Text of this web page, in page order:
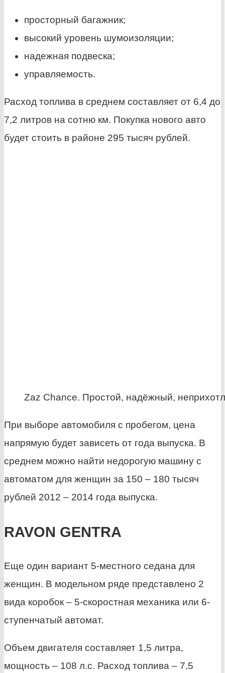
просторный багажник;
высокий уровень шумоизоляции;
надежная подвеска;
управляемость.
Расход топлива в среднем составляет от 6,4 до
7,2 литров на сотню км. Покупка нового авто
будет стоить в районе 295 тысяч рублей.
Zaz Chance. Простой, надёжный,
При выборе автомобиля с пробегом, цена
напрямую будет зависеть от года выпуска. В
среднем можно найти недорогую машину с
автоматом для женщин за 150 – 180 тысяч
рублей 2012 – 2014 года выпуска.
RAVON GENTRA
Еще один вариант 5-местного седана для
женщин. В модельном ряде представлено 2
вида коробок – 5-скоростная механика или 6-
ступенчатый автомат.
Объем двигателя составляет 1,5 литра,
мощность – 108 л.с. Расход топлива – 7,5